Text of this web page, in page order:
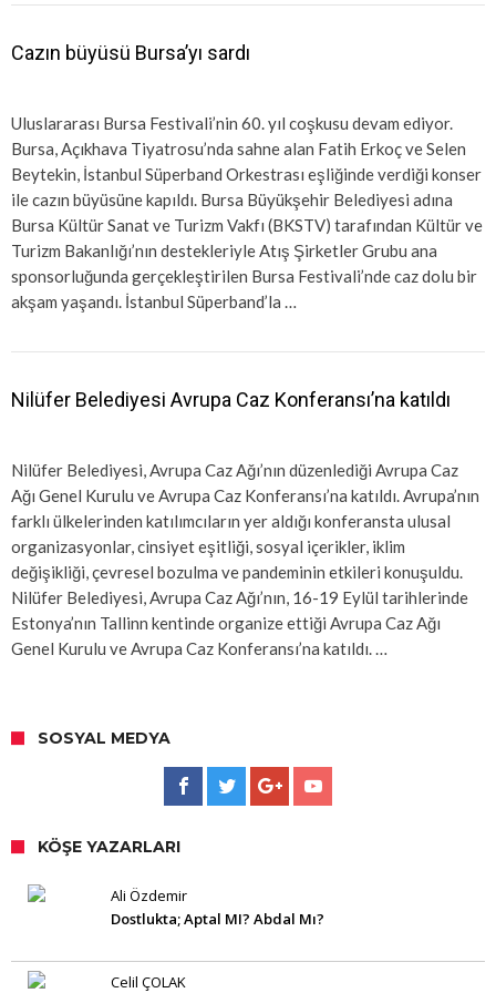
Cazın büyüsü Bursa’yı sardı
Uluslararası Bursa Festivali’nin 60. yıl coşkusu devam ediyor.
Bursa, Açıkhava Tiyatrosu’nda sahne alan Fatih Erkoç ve Selen
Beytekin, İstanbul Süperband Orkestrası eşliğinde verdiği konser
ile cazın büyüsüne kapıldı. Bursa Büyükşehir Belediyesi adına
Bursa Kültür Sanat ve Turizm Vakfı (BKSTV) tarafından Kültür ve
Turizm Bakanlığı’nın destekleriyle Atış Şirketler Grubu ana
sponsorluğunda gerçekleştirilen Bursa Festivali’nde caz dolu bir
akşam yaşandı. İstanbul Süperband’la …
Nilüfer Belediyesi Avrupa Caz Konferansı’na katıldı
Nilüfer Belediyesi, Avrupa Caz Ağı’nın düzenlediği Avrupa Caz
Ağı Genel Kurulu ve Avrupa Caz Konferansı’na katıldı. Avrupa’nın
farklı ülkelerinden katılımcıların yer aldığı konferansta ulusal
organizasyonlar, cinsiyet eşitliği, sosyal içerikler, iklim
değişikliği, çevresel bozulma ve pandeminin etkileri konuşuldu.
Nilüfer Belediyesi, Avrupa Caz Ağı’nın, 16-19 Eylül tarihlerinde
Estonya’nın Tallinn kentinde organize ettiği Avrupa Caz Ağı
Genel Kurulu ve Avrupa Caz Konferansı’na katıldı. …
SOSYAL MEDYA
KÖŞE YAZARLARI
Ali Özdemir
Dostlukta; Aptal MI? Abdal Mı?
Celil ÇOLAK